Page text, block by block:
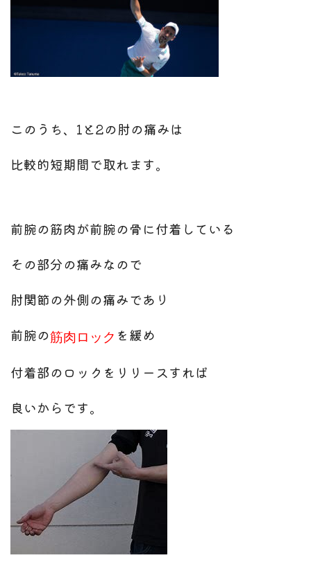
このうち、1と2の肘の痛みは
比較的短期間で取れます。
前腕の筋肉が前腕の骨に付着している
その部分の痛みなので
肘関節の外側の痛みであり
前腕の筋肉ロック を緩め
付着部のロックをリリースすれば
良いからです。